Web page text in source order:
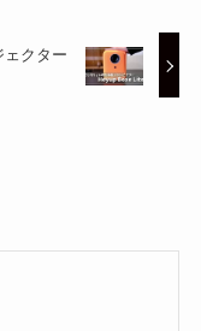
ェクター